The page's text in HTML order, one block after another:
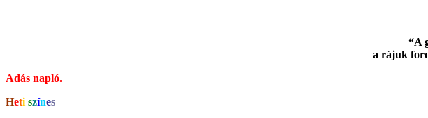
“A
a rájuk
Adás napló.
Heti színes